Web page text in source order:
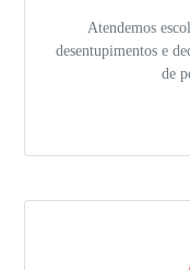
Atendemos
desentupimentos e
de